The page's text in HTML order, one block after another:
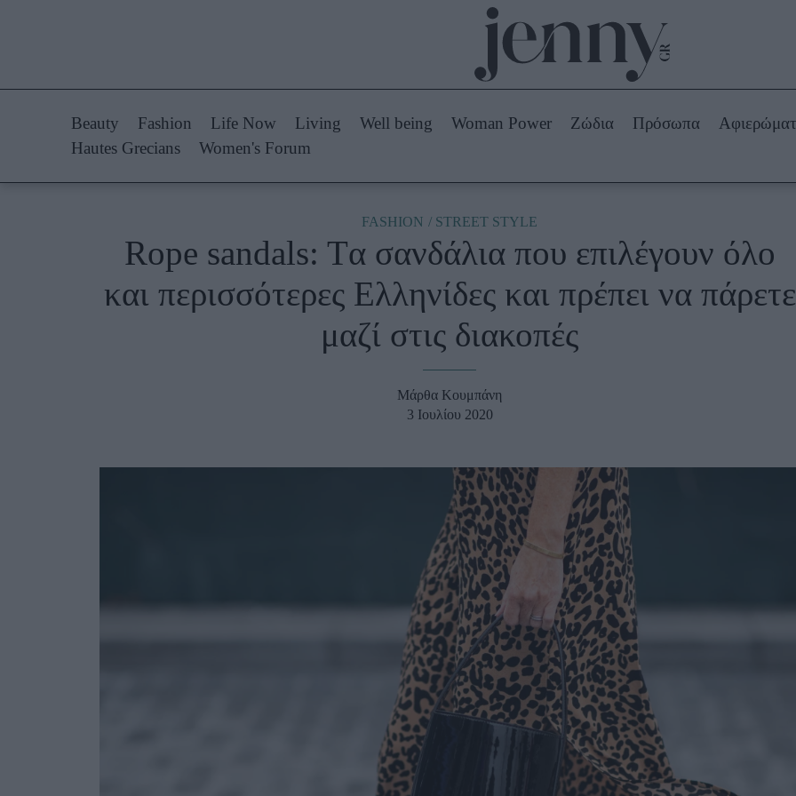
Styling Tips
Fashion News
Beauty -
Ομορφιά
Skincare
Μακιγιάζ
Woman Power Πρόσωπα
Celebrities
Συνεντεύξεις
Ζώδια
Χωρίς Ταμπέλες
Market News
Beauty Fashion Life Now Living Well being Woman Power Ζώδια Πρόσωπα
Hautes Grecians
Women's Forum
FASHION STREET STYLE
Rope sandals: Tα σανδάλια που επιλέγουν όλο
και περισσότερες Ελληνίδες και πρέπει να πάρετε
μαζί στις διακοπές
Μάρθα Κουμπάνη
3 Ιουλίου 2020